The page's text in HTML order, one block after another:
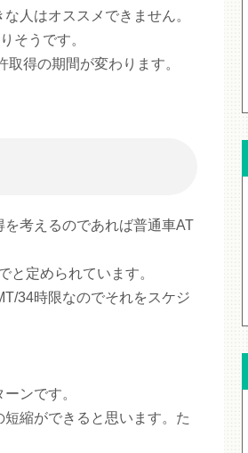
人はオススメできません。
そうです。
得の期間が変わります。
考えるのであれば普通車AT
定められています。
34時限なのでそれをスケジ
ンです。
縮ができると思います。た